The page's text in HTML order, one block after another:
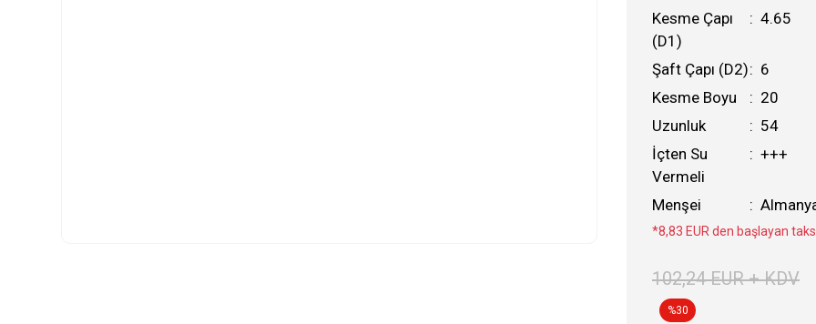
Kesme Çapı
(D1)
4.65
Şaft Çapı (D2)
6
Kesme Boyu
20
Uzunluk
54
İçten Su
Vermeli
+++
Menşei
*8,83 EUR den başlayan
102,24 EUR + KDV
%30